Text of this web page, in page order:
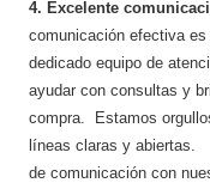
4. Excelente
comunicación efectiva
dedicado equipo de
ayudar con consultas y
compra. Estamos
líneas claras y abiertas.
de comunicación con